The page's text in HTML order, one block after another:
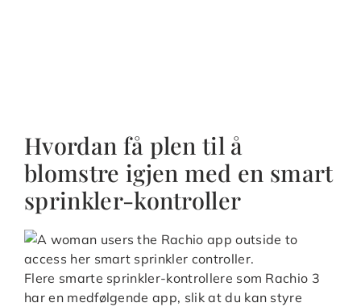
Hvordan få plen til å
blomstre igjen med en smart
sprinkler-kontroller
Flere smarte sprinkler-kontrollere som Rachio 3
har en medfølgende app, slik at du kan styre